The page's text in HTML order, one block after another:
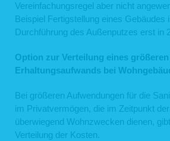
Vereinfachungsregel aber nicht
Beispiel Fertigstellung eines Gebäudes
Durchführung des Außenputzes erst in
Option zur Verteilung eines größeren
Erhaltungsaufwands bei
Bei größeren Aufwendungen für die
im Privatvermögen, die im Zeitpunkt
überwiegend Wohnzwecken dienen,
Verteilung der Kosten.
Auftragsverarbeitungsverträge gem. Art. 28
Finanzdienstleistungsinstitute,
Auskunfteien.
Die Dauer der Speicherung von
entsprechenden Daten routinemäßig
Vertragserfüllung oder Vertragsanbahnung
berechtigtes Interesse an der
gelöscht, wenn sie zu diesen Zwecken nicht
Ihrem Widerrufs- oder Widerspruchsrecht